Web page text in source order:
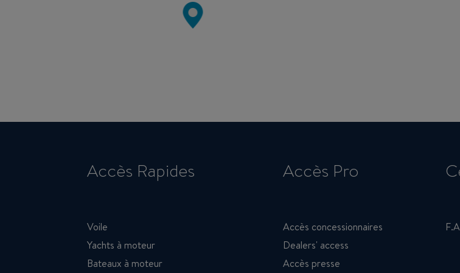
Accès Rapides
Voile
Yachts à moteur
Bateaux à moteur
Accès Pro
Accès concessionnaires
Dealers' access
Accès presse